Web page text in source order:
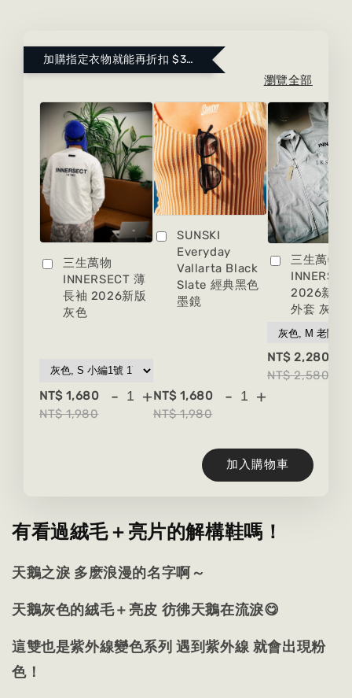
加購指定衣物就能再折扣 $300 ！點這裡看更多～
瀏覽全部
三生萬物
INNERSECT 薄
長袖 2026新版
灰色
NT$ 1,680
NT$ 1,980
- +
SUNSKI
Everyday
Vallarta Black
Slate 經典黑色
墨鏡
NT$ 1,680
NT$ 1,980
- +
三生萬物
2026新版
外套 灰色
NT$ 2,280
NT$ 2,580
加入購物車
有看過絨毛＋亮片的解構鞋嗎！
天鵝之淚 多麽浪漫的名字啊～
天鵝灰色的絨毛＋亮皮 彷彿天鵝在流淚😋
這雙也是紫外線變色系列 遇到紫外線 就會出現粉
色！